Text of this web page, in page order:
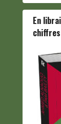
En
chiffres